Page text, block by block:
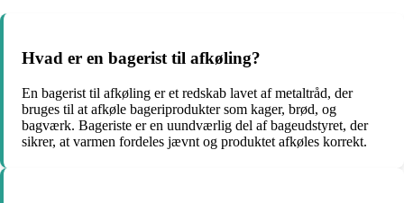
Hvad er en bagerist til afkøling?
En bagerist til afkøling er et redskab lavet af metaltråd, der
bruges til at afkøle bageriprodukter som kager, brød, og
bagværk. Bageriste er en uundværlig del af bageudstyret, der
sikrer, at varmen fordeles jævnt og produktet afkøles korrekt.